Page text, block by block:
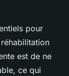
pour
est de ne
ce qui